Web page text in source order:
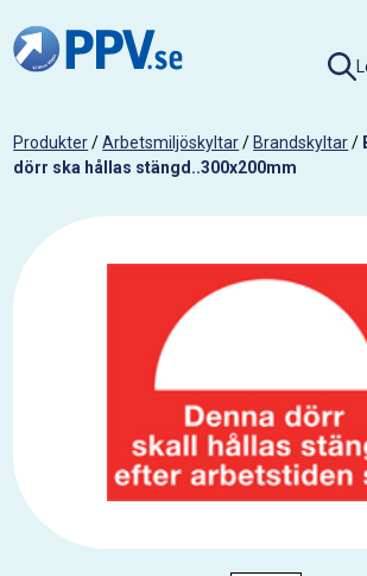
Produkter/Arbetsmiljöskyltar/ Brandskyltar/
dörr ska hållas stängd..300x200mm